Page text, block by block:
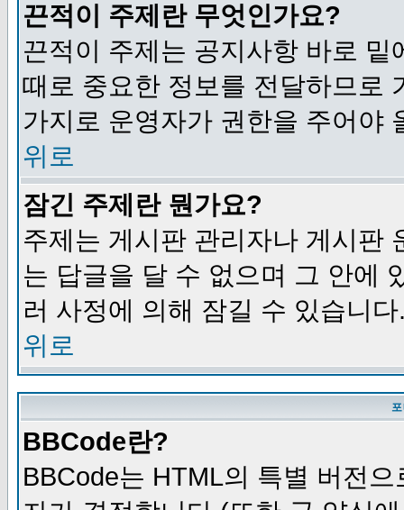
끈적이 주제란 무엇인가요?
끈적이 주제는 공지사항 바로
때로 중요한 정보를 전달하므로
가지로 운영자가 권한을 주어야
위로
잠긴 주제란 뭔가요?
주제는 게시판 관리자나 게시판
는 답글을 달 수 없으며 그 안에
러 사정에 의해 잠길 수 있습니다
위로
BBCode란?
BBCode는 HTML의 특별 버전